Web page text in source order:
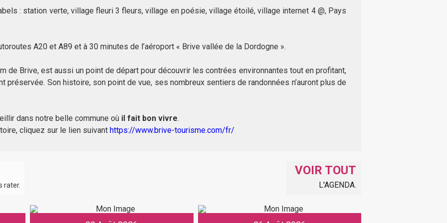
: station verte, village fleuri 3 fleurs, village en poésie, village étoilé, village internet 4 @, Pays
A20 et A89 et à 30 minutes de l’aéroport « Brive vallée de la Dordogne ».
de Brive, est aussi un point de départ pour découvrir les contrées environnantes tout en profitant,
préservée. Son histoire, son point de vue, ses nombreux sentiers de randonnées n’auront plus de
dans notre belle commune où il fait bon vivre.
cliquez sur le lien suivant https://www.brive-tourisme.com/fr/
rater.
VOIR TOUT
L'AGENDA.